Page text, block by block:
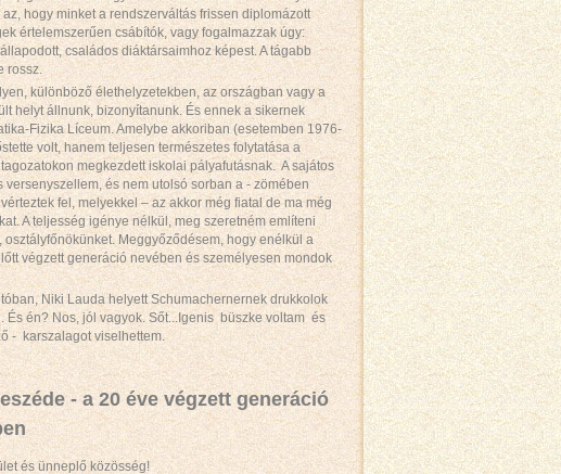
hogy minket a rendszerváltás frissen diplomázott
értelemszerűen csábítók, vagy fogalmazzak úgy:
családos diáktársaimhoz képest. A tágabb
rossz.
különböző élethelyzetekben, az országban vagy a
helyt állnunk, bizonyítanunk. És ennek a sikernek
Fizika Líceum. Amelybe akkoriban (esetemben 1976-
volt, hanem teljesen természetes folytatása a
megkezdett iskolai pályafutásnak. A sajátos
és nem utolsó sorban a - zömében
fel, melyekkel – az akkor még fiatal de ma még
A teljesség igénye nélkül, meg szeretném említeni
Meggyőződésem, hogy enélkül a
végzett generáció nevében és személyesen mondok
Niki Lauda helyett Schumachernernek drukkolok
És én? Nos, jól vagyok. Sőt...Igenis büszke voltam és
- karszalagot viselhettem.
- a 20 éve végzett generáció
és ünneplő közösség!